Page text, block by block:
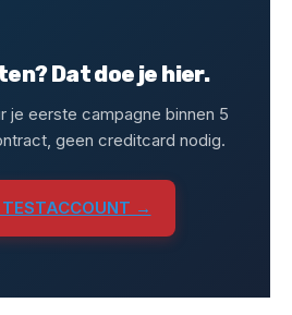
Dat doe je hier.
je eerste campagne binnen 5
geen creditcard nodig.
→